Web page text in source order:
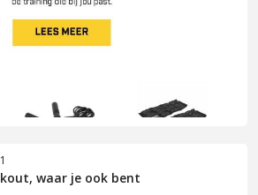
waar je ook bent